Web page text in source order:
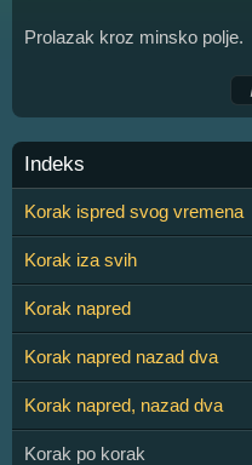
Prolazak kroz minsko polje.
Indeks
Korak ispred svog vremena
Korak iza svih
Korak napred
Korak napred nazad dva
Korak napred, nazad dva
Korak po korak